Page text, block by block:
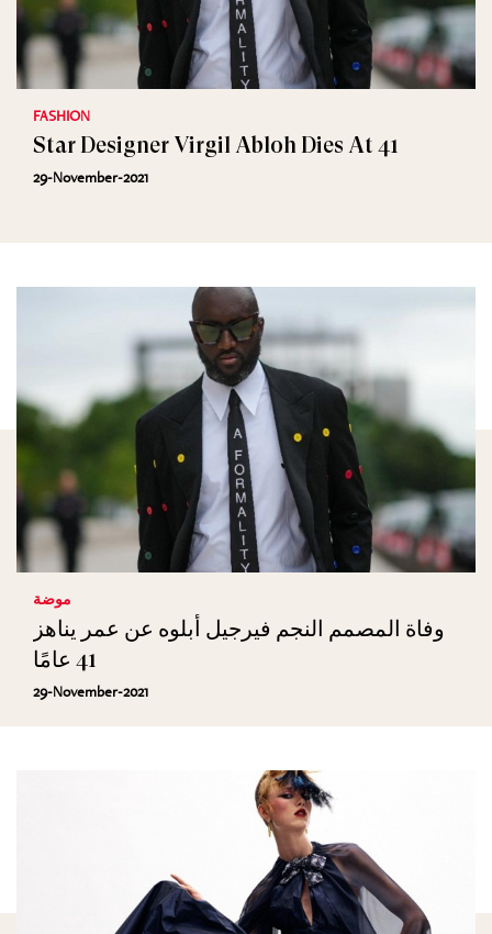
FASHION
Star Designer Virgil Abloh Dies At 41
29-November-2021
موضة
وفاة المصمم النجم فيرجيل أبلوه عن عمر يناهز
41 عامًا
29-November-2021